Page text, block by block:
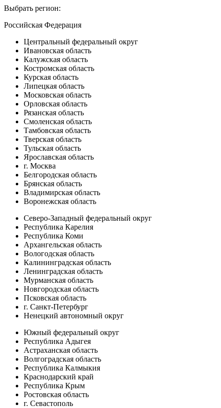
Выбрать регион:
Российская Федерация
Центральный федеральный округ
Ивановская область
Калужская область
Костромская область
Курская область
Липецкая область
Московская область
Орловская область
Рязанская область
Смоленская область
Тамбовская область
Тверская область
Тульская область
Ярославская область
г. Москва
Белгородская область
Брянская область
Владимирская область
Воронежская область
Северо-Западный федеральный округ
Республика Карелия
Республика Коми
Архангельская область
Вологодская область
Калининградская область
Ленинградская область
Мурманская область
Новгородская область
Псковская область
г. Санкт-Петербург
Ненецкий автономный округ
Южный федеральный округ
Республика Адыгея
Астраханская область
Волгоградская область
Республика Калмыкия
Краснодарский край
Республика Крым
Ростовская область
г. Севастополь